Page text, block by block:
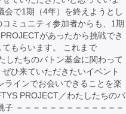
会で1期（4年）を終えようとし
ミュニティ参加者からも、1期
があったから挑戦でき
もらいます。 これまで
したちのバトン基金に関わって
ひ来ていただきたいイベント
ラインでお会いできることを楽
PROJECT／わたしたちのバ
＝＝＝＝＝＝＝＝＝＝＝＝＝